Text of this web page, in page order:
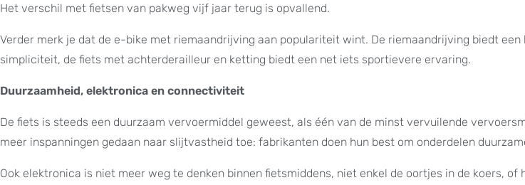
Het verschil met fietsen van pakweg vijf jaar terug is opvallend.
Verder merk je dat de e-bike met riemaandrijving aan populariteit wint. De riemaandrijving biedt een
simpliciteit, de fiets met achterderailleur en ketting biedt een net iets sportievere ervaring.
Duurzaamheid, elektronica en connectiviteit
De fiets is steeds een duurzaam vervoermiddel geweest, als één van de minst vervuilende
meer inspanningen gedaan naar slijtvastheid toe: fabrikanten doen hun best om onderdelen
Ook elektronica is niet meer weg te denken binnen fietsmiddens, niet enkel de oortjes in de koers,